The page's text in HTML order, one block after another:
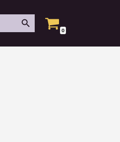
Search Button
0